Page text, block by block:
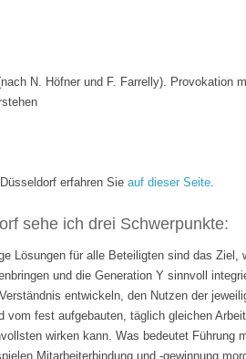
N. Höfner und F. Farrelly). Provokation
erfahren Sie auf dieser Seite.
sehe ich drei Schwerpunkte:
Lösungen für alle Beteiligten sind das Ziel,
und die Generation Y sinnvoll
entwickeln, den Nutzen der
vom fest aufgebauten, täglich gleichen
wirken kann. Was bedeutet Führung
Mitarbeiterbindung und -gewinnung